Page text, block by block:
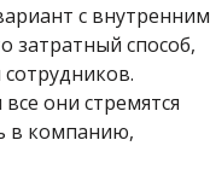
с внутренним
затратный способ,
они стремятся
в компанию,